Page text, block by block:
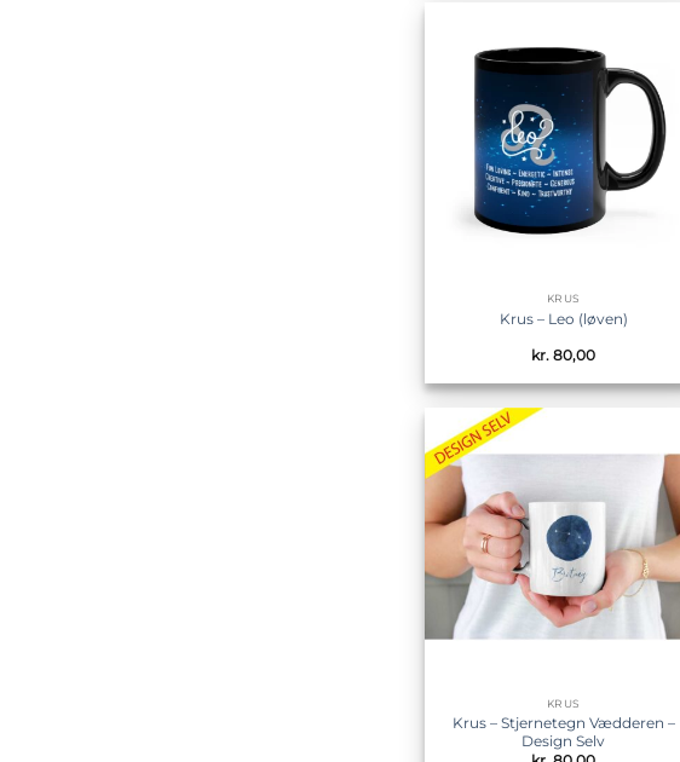
ønskeliste
KRUS
Krus – Leo (løven)
kr. 80,00
Tilføj til
ønskeliste
KRUS
Krus – Stjernetegn Vædderen –
Design Selv